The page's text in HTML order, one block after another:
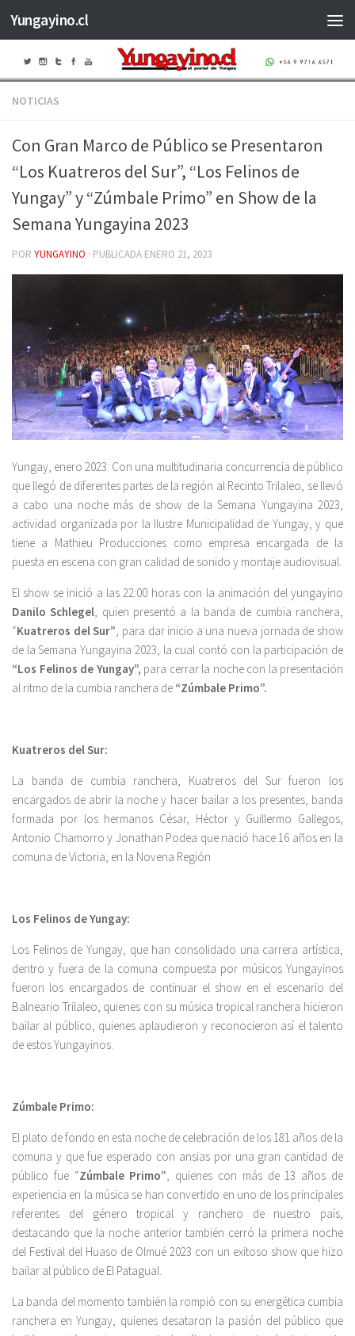
Saltar al contenido
Yungayino.cl
NOTICIAS
Con Gran Marco de Público se Presentaron
“Los Kuatreros del Sur”, “Los Felinos de
Yungay” y “Zúmbale Primo” en Show de la
Semana Yungayina 2023
POR YUNGAYINO · PUBLICADA ENERO 21, 2023
Yungay, enero 2023: Con una multitudinaria concurrencia de público
que llegó de diferentes partes de la región al Recinto Trilaleo, se llevó
a cabo una noche más de show de la Semana Yungayina 2023,
actividad organizada por la Ilustre Municipalidad de Yungay, y que
tiene a Mathieu Producciones como empresa encargada de la
puesta en escena con gran calidad de sonido y montaje audiovisual.
El show se inició a las 22:00 horas con la animación del yungayino
Danilo Schlegel, quien presentó a la banda de cumbia ranchera,
“Kuatreros del Sur”, para dar inicio a una nueva jornada de show
de la Semana Yungayina 2023, la cual contó con la participación de
“Los Felinos de Yungay”, para cerrar la noche con la presentación
al ritmo de la cumbia ranchera de “Zúmbale Primo”.
Kuatreros del Sur:
La banda de cumbia ranchera, Kuatreros del Sur fueron los
encargados de abrir la noche y hacer bailar a los presentes, banda
formada por los hermanos César, Héctor y Guillermo Gallegos,
Antonio Chamorro y Jonathan Podea que nació hace 16 años en la
comuna de Victoria, en la Novena Región
Los Felinos de Yungay:
Los Felinos de Yungay, que han consolidado una carrera artística,
dentro y fuera de la comuna compuesta por músicos Yungayinos
fueron los encargados de continuar el show en el escenario del
Balneario Trilaleo, quienes con su música tropical ranchera hicieron
bailar al público, quienes aplaudieron y reconocieron así el talento
de estos Yungayinos.
Zúmbale Primo:
El plato de fondo en esta noche de celebración de los 181 años de la
comuna y que fue esperado con ansias por una gran cantidad de
público fue “Zúmbale Primo”, quienes con más de 13 años de
experiencia en la música se han convertido en uno de los principales
referentes del género tropical y ranchero de nuestro país,
destacando que la noche anterior también cerró la primera noche
del Festival del Huaso de Olmué 2023 con un exitoso show que hizo
bailar al público de El Patagual.
La banda del momento también la rompió con su energética cumbia
ranchera en Yungay, quienes desataron la pasión del público que